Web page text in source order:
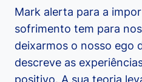
Mark alerta para a
sofrimento tem para
deixarmos o nosso ego
descreve as
positivo. A sua teoria